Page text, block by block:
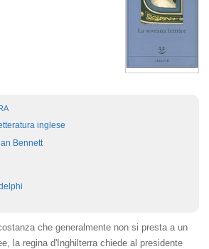
inglese
Bennett
che generalmente non si presta a un
la regina d'Inghilterra chiede al presidente